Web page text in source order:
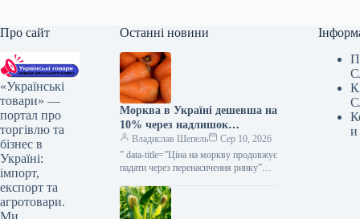
Про сайт
«Українські
товари» —
портал про
торгівлю та
бізнес в
Україні:
імпорт,
експорт та
агротовари.
Останні новини
Морква в Україні дешевша на
10% через надлишок
постачання — КУРКУЛЬ
Владислав Шепель
Сер 10, 2026
” data-title=”Ціна на моркву продовжує
падати через перенасичення ринку”
url=”https://kurkul.com/news/41876-
cherez-perenasichennya-rinku-
и